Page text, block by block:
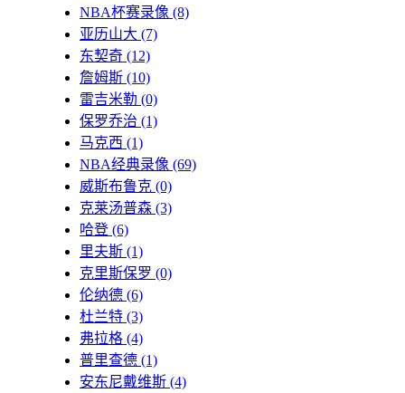
NBA杯赛录像 (8)
亚历山大 (7)
东契奇 (12)
詹姆斯 (10)
雷吉米勒 (0)
保罗乔治 (1)
马克西 (1)
NBA经典录像 (69)
威斯布鲁克 (0)
克莱汤普森 (3)
哈登 (6)
里夫斯 (1)
克里斯保罗 (0)
伦纳德 (6)
杜兰特 (3)
弗拉格 (4)
普里查德 (1)
安东尼戴维斯 (4)